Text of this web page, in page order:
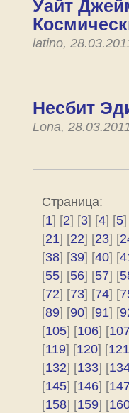
Уайт
latino,
Несбит
Lona,
Страница:
[1] [2] [3] [4] [5]
[21] [22] [23] [
[38] [39] [40] [
[55] [56] [57] [
[72] [73] [74] [
[89] [90] [91] [
[105] [106] [
[119] [120] [121
[132] [133] [
[145] [146] [
[158] [159] [